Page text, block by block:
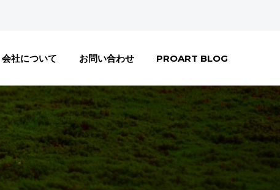
会社について お問い合わせ PROART BLOG